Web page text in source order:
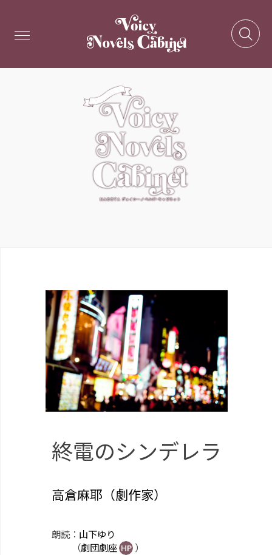
終電のシンデレラ
高倉麻耶（劇作家）
朗読： 山下ゆり
（劇団劇座 ）